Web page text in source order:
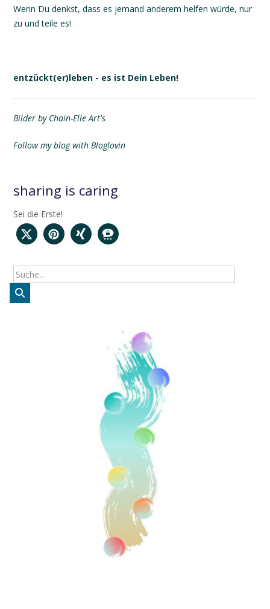
Wenn Du denkst, dass es jemand anderem helfen würde, nur
zu und teile es!
entzückt(er)leben - es ist Dein Leben!
Bilder by Chain-Elle Art's
Follow my blog with Bloglovin
sharing is caring
Sei die Erste!